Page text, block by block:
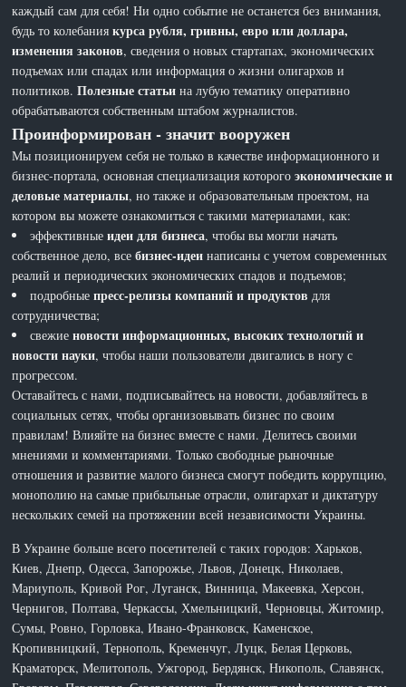
каждый сам для себя! Ни одно событие не останется без внимания,
будь то колебаниякурса рубля, гривны, евро или доллара,
изменения законов, сведения о новых стартапах, экономических
подъемах или спадах или информация о жизни олигархов и
политиков.Полезные статьи на лубую тематику оперативно
обрабатываются собственным штабом журналистов.
Проинформирован - значит вооружен
Мы позиционируем себя не только в качестве информационного и
бизнес-портала, основная специализация которогоэкономические и
деловые материалы, но также и образовательным проектом, на
котором вы можете ознакомиться с такими материалами, как:
эффективныеидеи для бизнеса, чтобы вы могли начать
собственное дело, всебизнес-идеи написаны с учетом современных
реалий и периодических экономических спадов и подъемов;
подробныепресс-релизы компаний и продуктов для
сотрудничества;
свежиеновости информационных, высоких технологий и
новости науки, чтобы наши пользователи двигались в ногу с
прогрессом.
Оставайтесь с нами, подписывайтесь на новости, добавляйтесь в
социальных сетях, чтобы организовывать бизнес по своим
правилам! Влияйте на бизнес вместе с нами. Делитесь своими
мнениями и комментариями. Только свободные рыночные
отношения и развитие малого бизнеса смогут победить коррупцию,
монополию на самые прибыльные отрасли, олигархат и диктатуру
нескольких семей на протяжении всей независимости Украины.
В Украине больше всего посетителей с таких городов: Харьков,
Киев, Днепр, Одесса, Запорожье, Львов, Донецк, Николаев,
Мариуполь, Кривой Рог, Луганск, Винница, Макеевка, Херсон,
Чернигов, Полтава, Черкассы, Хмельницкий, Черновцы, Житомир,
Сумы, Ровно, Горловка, Ивано-Франковск, Каменское,
Кропивницкий, Тернополь, Кременчуг, Луцк, Белая Церковь,
Краматорск, Мелитополь, Ужгород, Бердянск, Никополь, Славянск,